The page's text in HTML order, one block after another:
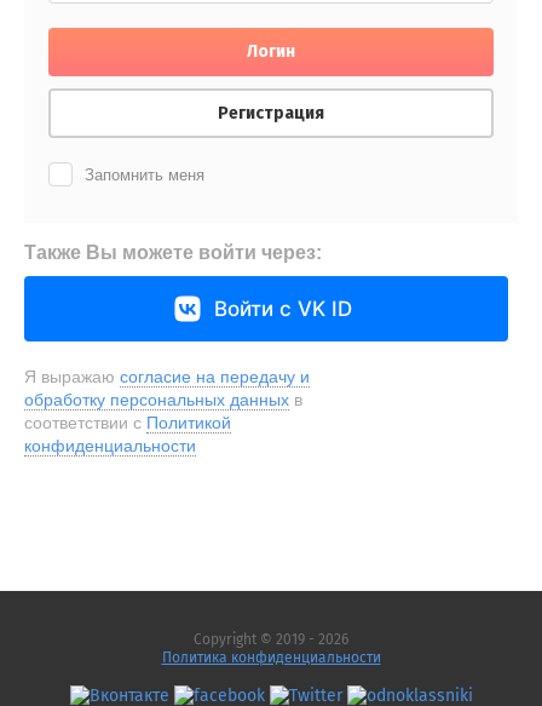
Логин
Регистрация
Запомнить меня
Также Вы можете войти через:
Войти с VK ID
Я выражаю согласие на передачу и
обработку персональных данных в
соответствии с Политикой
конфиденциальности
Copyright © 2019 - 2026
Политика конфиденциальности